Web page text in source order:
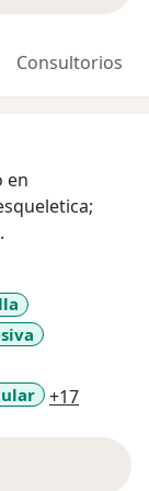
Consultorios
en
+17